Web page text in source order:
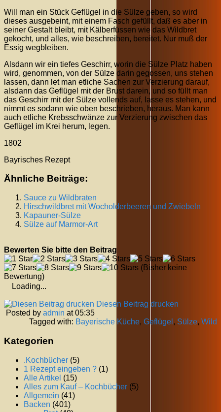
Will man ein Stück Geflügel in die Sülze geben, so wird
dieses ausgebeint, mit einem Fasch gefüllt, daß es aber in
seiner Gestalt bleibt, mit Kälberfüssen wie das Wildbret
gekocht, und alles, wie beschreiben, bereitet. Nur muß der
Essig wegbleiben.
Alsdann wir ein tiefes Geschirr, worin die Sülze Platz haben
wird, genommen, von der Sülze darin gegossen, uns stehen
lassen, dann let man etliche Sachen zur Verzierung darauf,
alsdann das Geflügel mit der Brust darein, und so füllt man
das Geschirr mit der Sülze vollends auf, lasse es stehen, und
nimmt es sodann wie oben beschrieben, heraus. Man kann
auch etliche Krebsschwänze zur Verzierung zwischen das
Geflügel im Krei herum, legen.
1802
Bayrisches Rezept
Ähnliche Beiträge:
Sauce zu Wildbraten
Hirschwildbret mit Wocholderbeeren und Zwiebeln
Kapauner-Sülze
Sülze auf Marmor-Art
Bewerten Sie bitte den Beitrag
(Bisher keine
Bewertung)
Loading...
Diesen Beitrag drucken
Posted by admin at 05:35
Tagged with: Bayerische Küche, Geflügel , Sülze, Wild
Kategorien
.Kochbücher (5)
1 Rezept eingeben ? (1)
Alle Artikel (15)
Alles zum Kauf – Kochbücher (5)
Allgemein (41)
Backen (401)